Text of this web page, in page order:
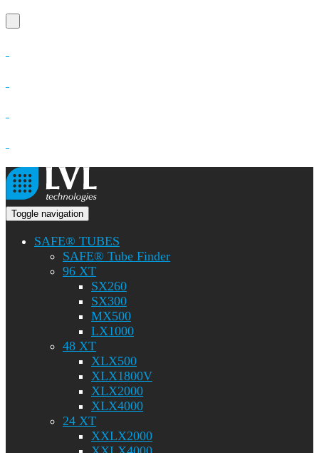
Toggle navigation
SAFE® TUBES
SAFE® Tube Finder
96 XT
SX260
SX300
MX500
LX1000
48 XT
XLX500
XLX1800V
XLX2000
XLX4000
24 XT
XXLX2000